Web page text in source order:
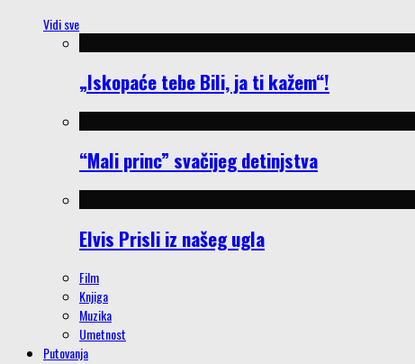
Vidi sve
„Iskopaće tebe Bili, ja ti kažem“!
“Mali princ” svačijeg detinjstva
Elvis Prisli iz našeg ugla
Film
Knjiga
Muzika
Umetnost
Putovanja